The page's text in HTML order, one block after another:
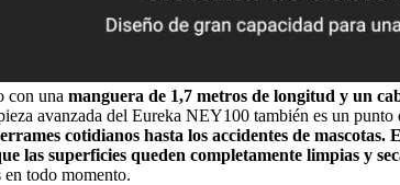
con una manguera de 1,7 metros de longitud y un
avanzada del Eureka NEY100 también es un punto
cotidianos hasta los accidentes de
las superficies queden completamente limpias y
todo momento.